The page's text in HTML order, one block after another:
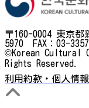
〒160-0004 東京
5970 FAX：03-
©Korean Cultural
Rights Reserved.
利用約款・個人情